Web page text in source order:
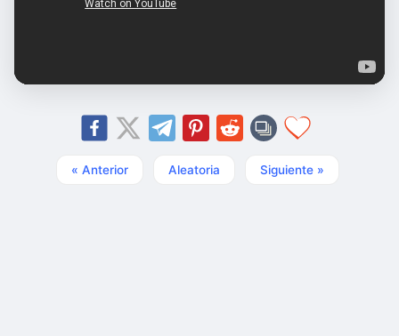
« Anterior Aleatoria Siguiente »